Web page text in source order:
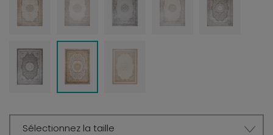
Sélectionnez la taille